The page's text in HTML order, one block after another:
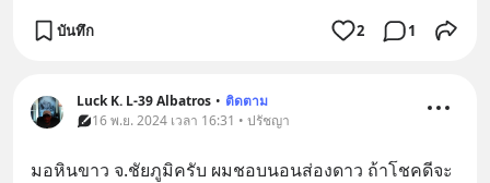
บันทึก 2 1
Luck K. L-39 Albatros • ติดตาม
16 พ.ย. 2024 เวลา 16:31 • ปรัชญา
มอหินขาว จ.ชัยภูมิครับ ผมชอบนอนส่องดาว ถ้าโชคดีจะ